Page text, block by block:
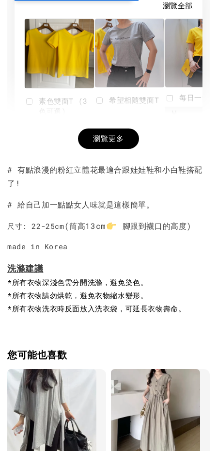
瀏覽全部
素色雙面T (3
+
希望相隨雙面T
NT$ 190
-
每日一笑
瀏覽更多
# 有點浪漫的粉紅立體花最適合跟娃娃鞋和小白鞋搭配
了!
# 給自己加一點點女人味就是這樣簡單。
尺寸: 22-25cm(筒高13cm 腳跟到襪口的高度)
made in Korea
洗滌建議
*所有衣物深淺色需分開洗滌，避免染色。
*所有衣物請勿烘乾，避免衣物縮水變形。
*所有衣物洗衣時反面放入洗衣袋，可延長衣物壽命。
您可能也喜歡